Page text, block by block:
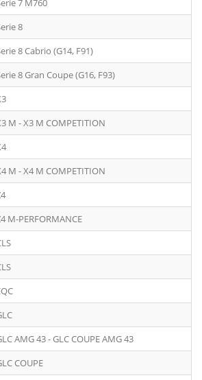
7 M760
8
8 Cabrio (G14, F91)
8 Gran Coupe (G16, F93)
M - X3 M COMPETITION
M - X4 M COMPETITION
M-PERFORMANCE
AMG 43 - GLC COUPE AMG 43
COUPE